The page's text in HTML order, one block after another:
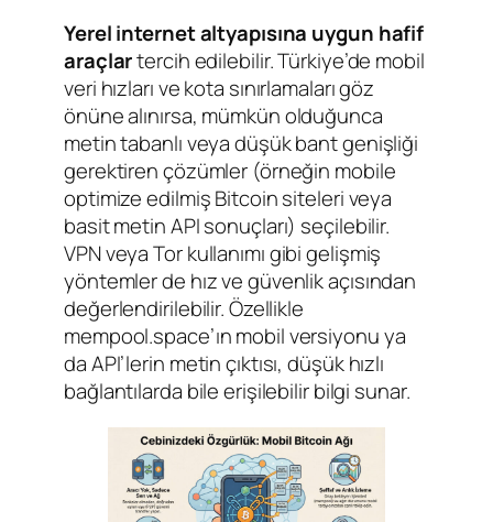
Yerel internet altyapısına uygun hafif
araçlartercih edilebilir. Türkiye’de mobil
veri hızları ve kota sınırlamaları göz
önüne alınırsa, mümkün olduğunca
metin tabanlı veya düşük bant genişliği
gerektiren çözümler (örneğin mobile
optimize edilmiş Bitcoin siteleri veya
basit metin API sonuçları) seçilebilir.
VPN veya Tor kullanımı gibi gelişmiş
yöntemler de hız ve güvenlik açısından
değerlendirilebilir. Özellikle
mempool.space’ın mobil versiyonu ya
da API’lerin metin çıktısı, düşük hızlı
bağlantılarda bile erişilebilir bilgi sunar.